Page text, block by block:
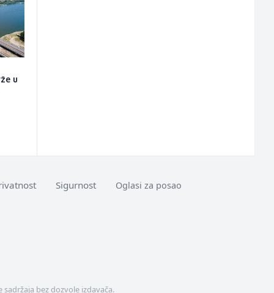
u
Sigurnost Oglasi za posao
bez dozvole izdavača.